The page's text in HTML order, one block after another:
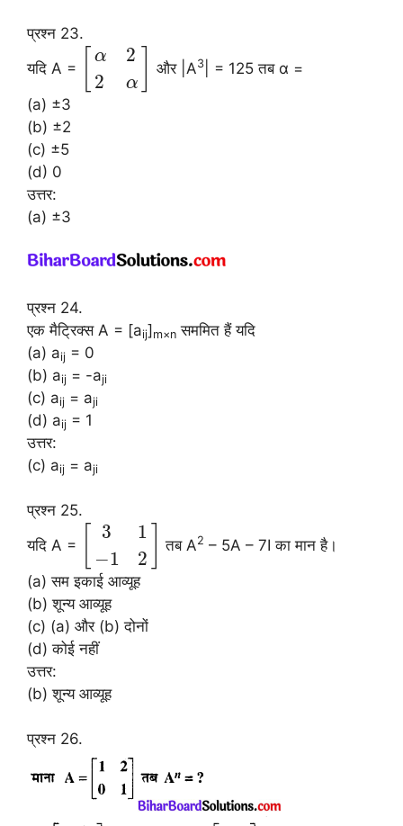
प्रश्न 23.
यदि A =
α
2
2
α
और |A3| = 125 तब α =
(a) ±3
(b) ±2
(c) ±5
(d) 0
उत्तर:
(a) ±3
प्रश्न 24.
एक मैट्रिक्स A = [aij]m×n सममित हैं यदि
(a) aij = 0
(b) aij = -aji
(c) aij = aji
(d) aij = 1
उत्तर:
(c) aij = aji
प्रश्न 25.
यदि A =
3
−1
1
2
तब A2 – 5A – 7I का मान है।
(a) सम इकाई आव्यूह
(b) शून्य आव्यूह
(c) (a) और (b) दोनों
(d) कोई नहीं
उत्तर:
(b) शून्य आव्यूह
प्रश्न 26.